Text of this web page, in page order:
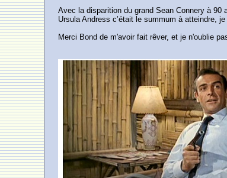
Avec la disparition du grand Sean Connery à
Ursula Andress c’était le summum à atteindre,
Merci Bond de m'avoir fait rêver, et je n'oublie